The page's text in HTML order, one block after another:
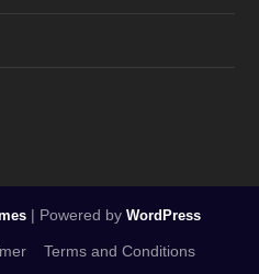
| Powered by WordPress
Terms and Conditions